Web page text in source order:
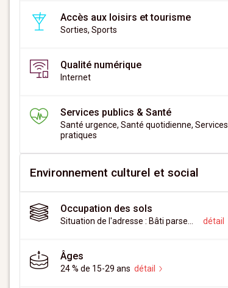
Accès aux loisirs et tourisme
Sorties, Sports
Qualité numérique
Internet
Services publics & Santé
Santé urgence, Santé quotidienne, Services
pratiques
Environnement culturel et social
Occupation des sols
détail
Âges
24 % de 15-29 ans détail